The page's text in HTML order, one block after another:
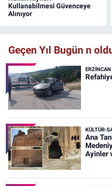
Kullanabilmesi Güvenceye
Alınıyor
Geçen Yıl Bugün n
ERZINCAN
KÜLTÜR-
Ana
Ayinler